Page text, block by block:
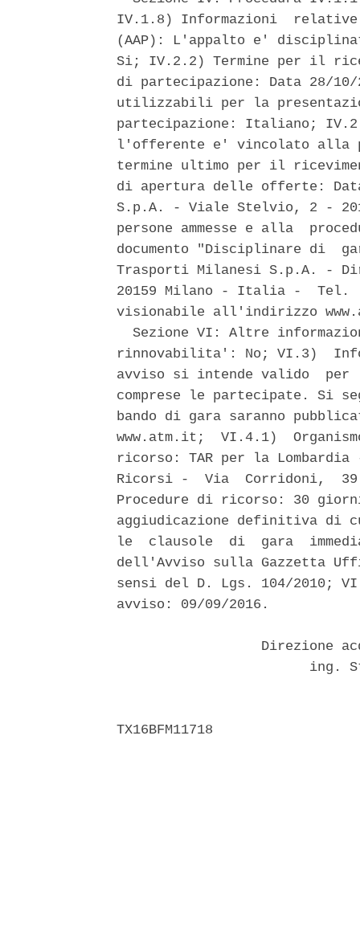
IV.1.8) Informazioni
(AAP): L'appalto e'
Si; IV.2.2) Termine per il
di partecipazione: Data 28/
utilizzabili per la
partecipazione: Italiano;
l'offerente e' vincolato alla
termine ultimo per il
di apertura delle offerte:
S.p.A. - Viale Stelvio, 2 -
persone ammesse e alla
documento "Disciplinare di
Trasporti Milanesi S.p.A. -
20159 Milano - Italia -  Tel.
visionabile all'indirizzo
Sezione VI: Altre
rinnovabilita': No; VI.3)
avviso si intende valido
comprese le partecipate. Si
bando di gara saranno
www.atm.it;  VI.4.1)
ricorso: TAR per la
Ricorsi -  Via  Corridoni,
Procedure di ricorso: 30
aggiudicazione definitiva di
le  clausole  di  gara
dell'Avviso sulla Gazzetta
sensi del D. Lgs. 104/2010;
avviso: 09/09/2016.
Direzione
ing.